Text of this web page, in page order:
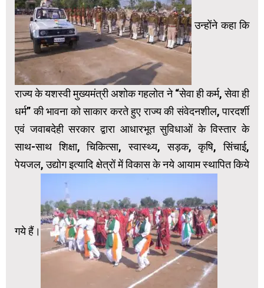
उन्होंने कहा कि
राज्य के यशस्वी मुख्यमंत्री अशोक गहलोत ने “सेवा ही कर्म, सेवा ही
धर्म” की भावना को साकार करते हुए राज्य की संवेदनशील, पारदर्शी
एवं जवाबदेही सरकार द्वारा आधारभूत सुविधाओं के विस्तार के
साथ-साथ शिक्षा, चिकित्सा, स्वास्थ्य, सड़क, कृषि, सिंचाई,
पेयजल, उद्योग इत्यादि क्षेत्रों में विकास के नये आयाम स्थापित किये
गये हैं।